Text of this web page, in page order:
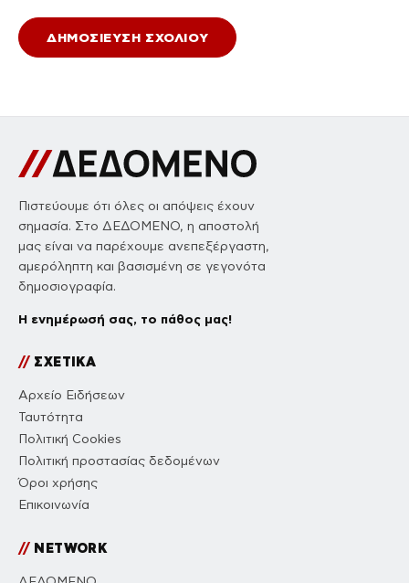
Πιστεύουμε ότι όλες οι απόψεις έχουν
σημασία. Στο ΔΕΔΟΜΕΝΟ, η αποστολή
μας είναι να παρέχουμε ανεπεξέργαστη,
αμερόληπτη και βασισμένη σε γεγονότα
δημοσιογραφία.
Η ενημέρωσή σας, το πάθος μας!
//ΣΧΕΤΙΚΑ
Αρχείο Ειδήσεων
Ταυτότητα
Πολιτική Cookies
Πολιτική προστασίας δεδομένων
Όροι χρήσης
Επικοινωνία
//NETWORK